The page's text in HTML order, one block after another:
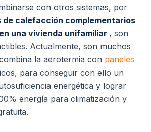
con otros sistemas, por
de calefacción complementarios
una vivienda unifamiliar , son
Actualmente, son muchos
la aerotermia con paneles
para conseguir con ello un
energética y lograr
energía para climatización y